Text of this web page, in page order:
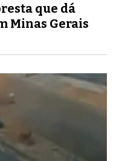
que dá
Minas Gerais